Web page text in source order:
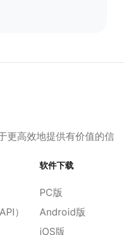
更高效地提供有价值的信
）
软件下载
PC版
Android版
iOS版